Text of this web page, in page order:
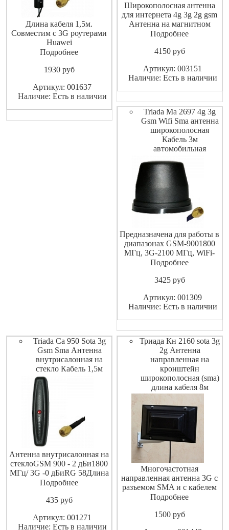
Длина кабеля 1,5м.
Совместим с 3G роутерами
Huawei
B970b,B683,B660,E961 и
разъемом SMA
Подробнее
1930pуб
Артикул: 001637
Наличие: Есть в наличии
Широкополосная антенна
для интернета 4g 3g 2g gsm
Антенна на магнитном
основании Триада-МА 2693
передачи любых GSM
на автомобили, банкоматы,
терминалы приема денег,
Подробнее
4150pуб
Артикул: 003151
Наличие: Есть в наличии
Triada Ma 2697 4g 3g
Gsm Wifi Sma антенна
широкополосная
Кабель 3м
автомобильная
Предназначена для работы в
диапазонах GSM-9001800
МГц, 3G-2100 МГц, WiFi-
2400МГц и 4G WiMAX-
Подробнее
3425pуб
Артикул: 001309
Наличие: Есть в наличии
Triada Ca 950 Sota 3g
Gsm Sma Антенна
внутрисалонная на
стекло Кабель 1,5м
Антенна внутрисалонная на
стеклоGSM 900 - 2 дБи1800
МГц/ 3G -0 дБиRG 58Длина
кабеля 1,5 мРазъём SMA
Подробнее
435pуб
Артикул: 001271
Наличие: Есть в наличии
Триада Кн 2160 sota 3g
2g Антенна
направленная на
кронштейн
широкополосная (sma)
длина кабеля 8м
Многочастотная
направленная антенна 3G с
разъемом SMA и с кабелем
на 8 метров .
Подробнее
1500pуб